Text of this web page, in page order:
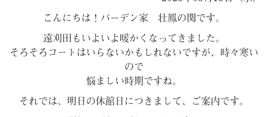
こんにちは！バーデン家 壮鳳の関です。
遠刈田もいよいよ暖かくなってきました。
そろそろコートはいらないかもしれないですが、時々寒い
ので
悩ましい時期ですね。
それでは、明日の休館日につきまして、ご案内です。